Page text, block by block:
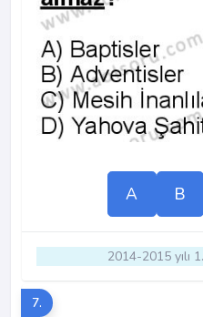
A B
2014-2015 yılı
7.